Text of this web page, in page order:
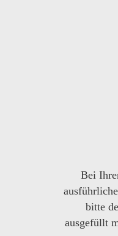
Bei
bitte
ausgefüllt